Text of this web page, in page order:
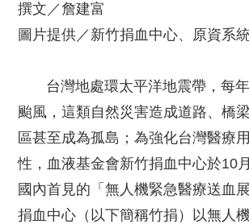
撰文／詹建富
圖片提供／新竹捐血中心、原資系
台灣地處環太平洋地震帶，每年
颱風，這類自然災害造成道路、橋
區甚至成為孤島；為強化台灣醫療
性，血液基金會新竹捐血中心於10
國內首見的「無人機緊急醫療送血
捐血中心（以下簡稱竹捐）以無人